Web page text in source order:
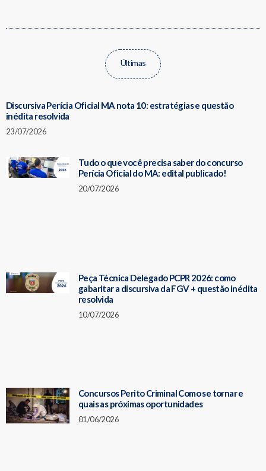
Últimas
Discursiva Perícia Oficial MA nota 10: estratégias e questão
inédita resolvida
23/07/2026
Tudo o que você precisa saber do concurso
Perícia Oficial do MA: edital publicado!
20/07/2026
Peça Técnica Delegado PCPR 2026: como
gabaritar a discursiva da FGV + questão inédita
resolvida
10/07/2026
Concursos Perito Criminal Como se tornar e
quais as próximas oportunidades
01/06/2026